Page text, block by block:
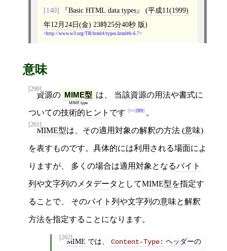
[140] Basic HTML data types (平成11(1999)
年12月24日(金) 23時25分40秒 版)
http://www.w3.org/TR/html4/types.html#h-6.7
意味
[290]
資源の MIME型
MIME type
は、 当該資源の用法や書式に
ついての技術的 ヒント です >>289 。
[261]
MIME型は、その適用対象の解釈の方法 (意味)
を表すものです。具体的には利用される場面によ
りますが、 多くの場合は適用対象となるバイト
列 や文字列 の メタデータ としてMIME型を指定す
ることで、 そのバイト列 や文字列 の意味と解釈
方法を指定することになります。
[262]MIME では、 Content-Type: ヘッダーの